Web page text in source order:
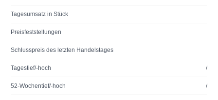
Tagesumsatz in Stück
Preisfeststellungen
Schlusspreis des letzten Handelstages
Tagestief/-hoch /
52-Wochentief/-hoch /